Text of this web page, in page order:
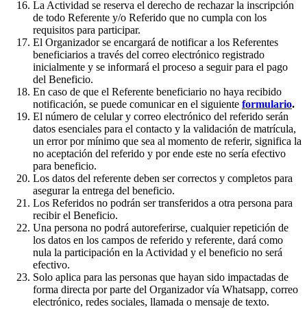
La Actividad se reserva el derecho de rechazar la inscripción
de todo Referente y/o Referido que no cumpla con los
requisitos para participar.
El Organizador se encargará de notificar a los Referentes
beneficiarios a través del correo electrónico registrado
inicialmente y se informará el proceso a seguir para el pago
del Beneficio.
En caso de que el Referente beneficiario no haya recibido
notificación, se puede comunicar en el siguiente formulario.
El número de celular y correo electrónico del referido serán
datos esenciales para el contacto y la validación de matrícula,
un error por mínimo que sea al momento de referir, significa la
no aceptación del referido y por ende este no sería efectivo
para beneficio.
Los datos del referente deben ser correctos y completos para
asegurar la entrega del beneficio.
Los Referidos no podrán ser transferidos a otra persona para
recibir el Beneficio.
Una persona no podrá autoreferirse, cualquier repetición de
los datos en los campos de referido y referente, dará como
nula la participación en la Actividad y el beneficio no será
efectivo.
Solo aplica para las personas que hayan sido impactadas de
forma directa por parte del Organizador vía Whatsapp, correo
electrónico, redes sociales, llamada o mensaje de texto.